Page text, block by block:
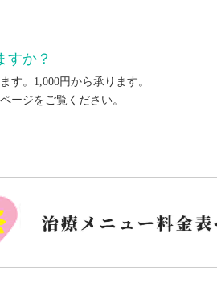
すか？
す。1,000円から承ります。
ージをご覧ください。